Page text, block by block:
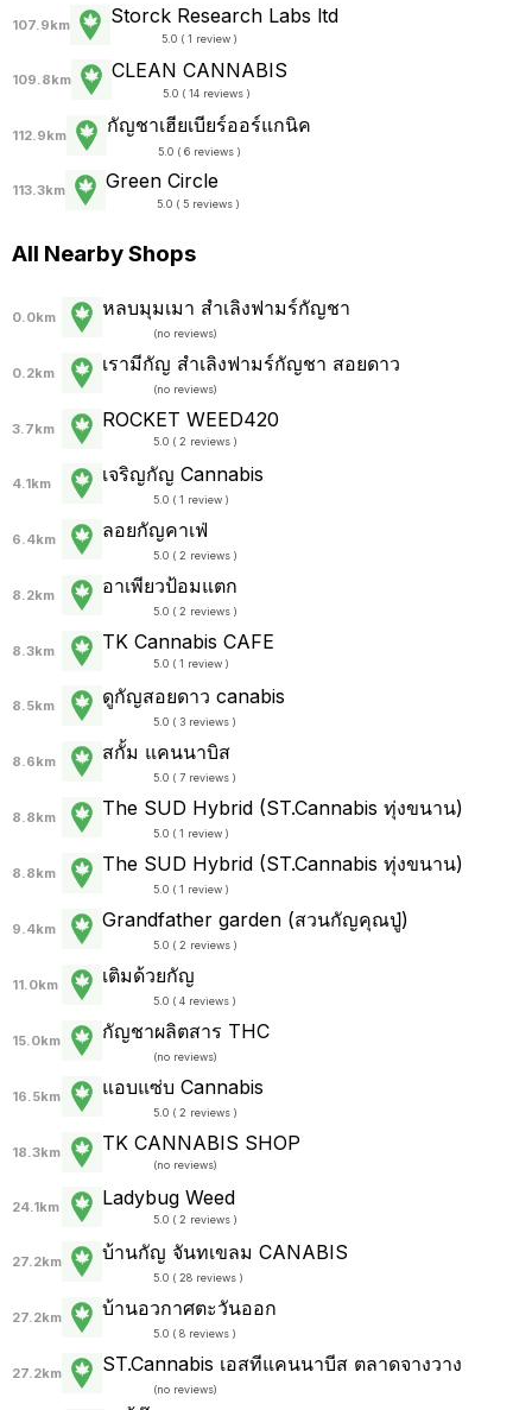
107.9km Storck Research Labs ltd
5.0 ( 1 review )
109.8km CLEAN CANNABIS
5.0 ( 14 reviews )
112.9km กัญชาเฮียเบียร์ออร์แกนิค
5.0 ( 6 reviews )
113.3km Green Circle
5.0 ( 5 reviews )
All Nearby Shops
0.0km หลบมุมเมา สำเลิงฟามร์กัญชา
(no reviews)
0.2km เรามีกัญ สำเลิงฟามร์กัญชา สอยดาว
(no reviews)
3.7km ROCKET WEED420
5.0 ( 2 reviews )
4.1km เจริญกัญ Cannabis
5.0 ( 1 review )
6.4km ลอยกัญคาเฟ่
5.0 ( 2 reviews )
8.2km อาเพียวป้อมแตก
5.0 ( 2 reviews )
8.3km TK Cannabis CAFE
5.0 ( 1 review )
8.5km ดูกัญสอยดาว canabis
5.0 ( 3 reviews )
8.6km สกั้ม แคนนาบิส
5.0 ( 7 reviews )
8.8km The SUD Hybrid (ST.Cannabis ทุ่งขนาน)
5.0 ( 1 review )
8.8km The SUD Hybrid (ST.Cannabis ทุ่งขนาน)
5.0 ( 1 review )
9.4km Grandfather garden (สวนกัญคุณปู่)
5.0 ( 2 reviews )
11.0km เติมด้วยกัญ
5.0 ( 4 reviews )
15.0km กัญชาผลิตสาร THC
(no reviews)
16.5km แอบแซ่บ Cannabis
5.0 ( 2 reviews )
18.3km TK CANNABIS SHOP
(no reviews)
24.1km Ladybug Weed
5.0 ( 2 reviews )
27.2km บ้านกัญ จันทเขลม CANABIS
5.0 ( 28 reviews )
27.2km บ้านอวกาศตะวันออก
5.0 ( 8 reviews )
27.2km ST.Cannabis เอสทีแคนนาบีส ตลาดจางวาง
(no reviews)